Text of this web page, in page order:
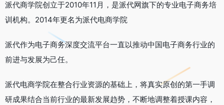
派代商学院创立于2010年11月，是派代网旗下的专业电子商务培
训机构。2014年更名为派代电商学院
派代作为电子商务深度交流平台一直以推动中国电子商务行业的
前进与发展为己任。
派代电商学院在整合行业资源的基础上，将真实原创的第一手调
研成果结合当前行业的最新发展趋势，不断地调整着授课内容，